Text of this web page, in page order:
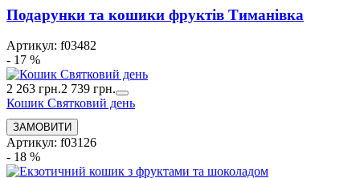
Подарунки та кошики фруктів Тиманівка
Артикул: f03482
- 17 %
2 263 грн.2 739 грн.
Кошик Святковий день
Артикул: f03126
- 18 %